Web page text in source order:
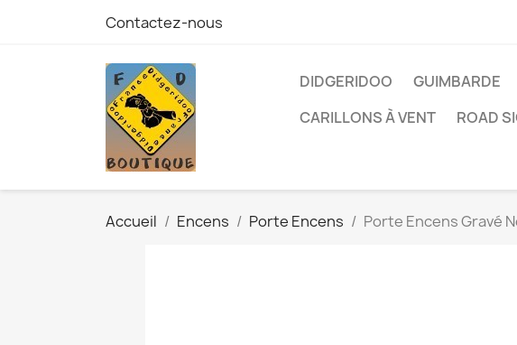
Contactez-nous
DIDGERIDOO GUIMBARDE
CARILLONS À VENT
ROAD
Accueil Encens Porte Encens Porte Encens Gravé